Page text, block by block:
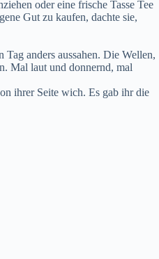
oder eine frische Tasse Tee
Gut zu kaufen, dachte sie,
anders aussahen. Die Wellen,
Mal laut und donnernd, mal
ihrer Seite wich. Es gab ihr die